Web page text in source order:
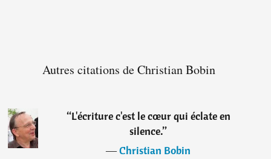
Autres citations de Christian Bobin
“L'écriture c'est le cœur qui éclate en
silence.”
―Christian Bobin